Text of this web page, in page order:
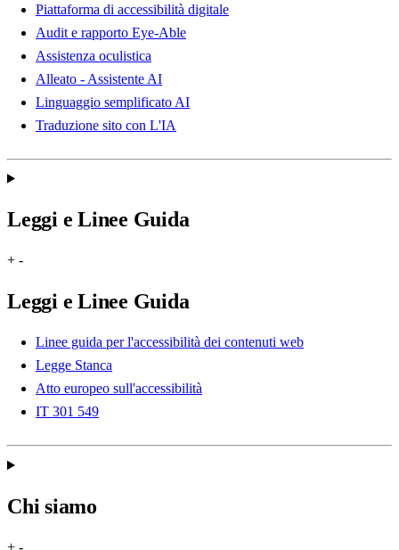
Piattaforma di accessibilità digitale
Audit e rapporto Eye-Able
Assistenza oculistica
Alleato - Assistente AI
Linguaggio semplificato AI
Traduzione sito con L'IA
Leggi e Linee Guida
+ -
Leggi e Linee Guida
Linee guida per l'accessibilità dei contenuti web
Legge Stanca
Atto europeo sull'accessibilità
IT 301 549
Chi siamo
+ -